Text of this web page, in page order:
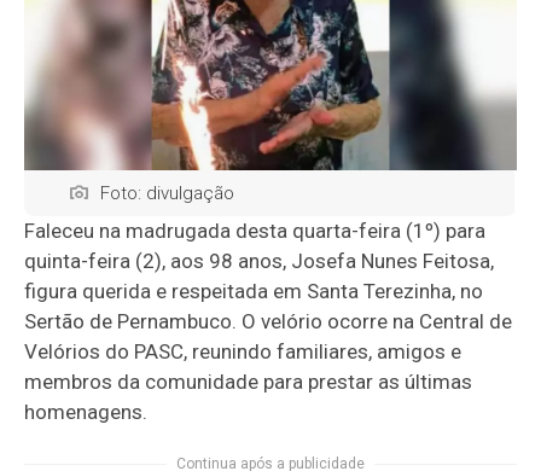
Foto: divulgação
Faleceu na madrugada desta quarta-feira (1º) para
quinta-feira (2), aos 98 anos, Josefa Nunes Feitosa,
figura querida e respeitada em Santa Terezinha, no
Sertão de Pernambuco. O velório ocorre na Central de
Velórios do PASC, reunindo familiares, amigos e
membros da comunidade para prestar as últimas
homenagens.
Continua após a publicidade